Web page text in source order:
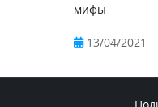
мифы
13/04/2021